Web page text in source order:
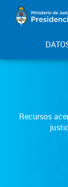
Recursos